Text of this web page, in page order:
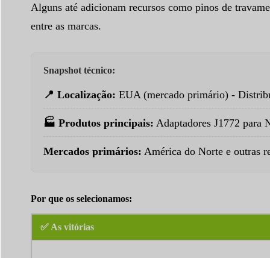
Alguns até adicionam recursos como pinos de
entre as marcas.
Snapshot técnico:
📍 Localização: EUA (mercado primário) -
🏭 Produtos principais: Adaptadores J1772 para
Mercados primários: América do Norte e outras
Por que os selecionamos:
✅ As vitórias